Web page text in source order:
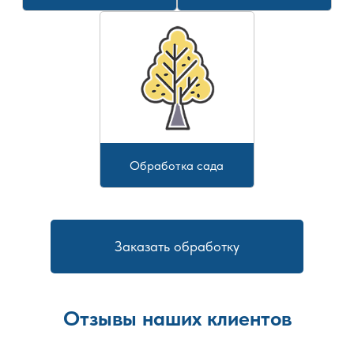
Обработка сада
Заказать обработку
Отзывы наших клиентов